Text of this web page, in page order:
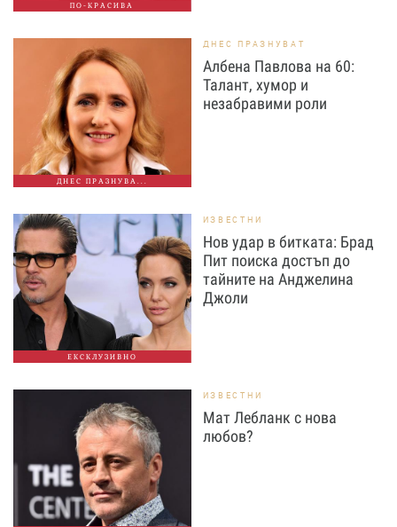
ПО-КРАСИВА
ДНЕС ПРАЗНУВА...
ДНЕС ПРАЗНУВАТ
Албена Павлова на 60:
Талант, хумор и
незабравими роли
ЕКСКЛУЗИВНО
ИЗВЕСТНИ
Нов удар в битката: Брад
Пит поиска достъп до
тайните на Анджелина
Джоли
ИЗВЕСТНИ
Мат Лебланк с нова
любов?